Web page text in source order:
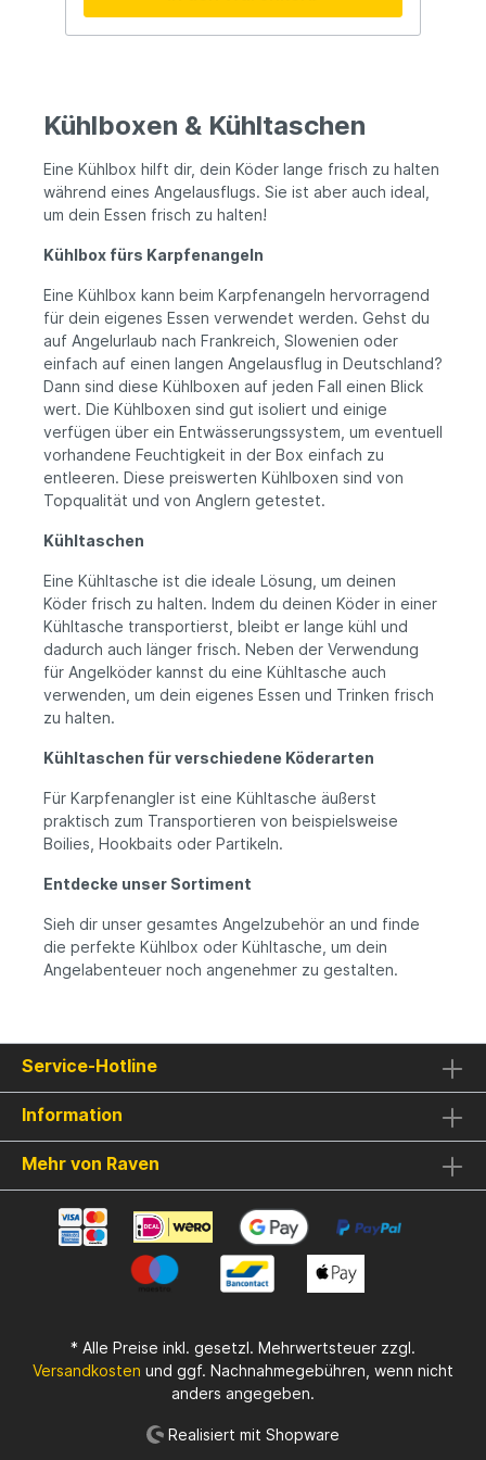
andere Notwendigkeiten haben. ·
Strapazierfähiger Kunststoff: Die aus
garantiert eine lange Nutzungsdauer. ·
Geräumige Innengrößen: Mit einer Auswahl
Polarcooler Kühlbox reichlich Platz für alle
Ihre Getränke, Snacks und Erfrischungen.
· Hervorragende Isolierung: Die dicken
hervorragende Wärmedämmung und halten
den Inhalt mit Hilfe von Eis oder
Kühlelementen (je nach
Umgebungstemperatur) bis zu 48 Stunden
lang kühl. · Praktisches Design: Die
Polarcooler Kühlbox ist mit praktischen
Funktionen ausgestattet, wie z. B.
integrierten Verlängerungen für
Kühlelemente und Platz für bestimmte
Getränkebehälter, wie z. B. 1-Liter-Flaschen
und 0,33-Liter-Dosen. Egal, ob Sie einen
langen Angeltag vor sich haben oder ein
Wochenende unterwegs sind, die
Waterside Polarcooler Kühlbox hält Ihre
Abenteuer Sie hinführt!
Kühlboxen & Kühltaschen
Eine Kühlbox hilft dir, dein Köder lange frisch zu halten
während eines Angelausflugs. Sie ist aber auch ideal,
um dein Essen frisch zu halten!
Kühlbox fürs Karpfenangeln
Eine Kühlbox kann beim Karpfenangeln hervorragend
für dein eigenes Essen verwendet werden. Gehst du
auf Angelurlaub nach Frankreich, Slowenien oder
einfach auf einen langen Angelausflug in Deutschland?
Dann sind diese Kühlboxen auf jeden Fall einen Blick
wert. Die Kühlboxen sind gut isoliert und einige
verfügen über ein Entwässerungssystem, um eventuell
vorhandene Feuchtigkeit in der Box einfach zu
entleeren. Diese preiswerten Kühlboxen sind von
Topqualität und von Anglern getestet.
Kühltaschen
Eine Kühltasche ist die ideale Lösung, um deinen
Köder frisch zu halten. Indem du deinen Köder in einer
Kühltasche transportierst, bleibt er lange kühl und
dadurch auch länger frisch. Neben der Verwendung
für Angelköder kannst du eine Kühltasche auch
verwenden, um dein eigenes Essen und Trinken frisch
zu halten.
Kühltaschen für verschiedene Köderarten
Für Karpfenangler ist eine Kühltasche äußerst
praktisch zum Transportieren von beispielsweise
Boilies, Hookbaits oder Partikeln.
Entdecke unser Sortiment
Sieh dir unser gesamtes Angelzubehör an und finde
die perfekte Kühlbox oder Kühltasche, um dein
Angelabenteuer noch angenehmer zu gestalten.
Service-Hotline
Information
Mehr von Raven
* Alle Preise inkl. gesetzl. Mehrwertsteuer zzgl.
Versandkosten und ggf. Nachnahmegebühren, wenn nicht
anders angegeben.
Realisiert mit Shopware